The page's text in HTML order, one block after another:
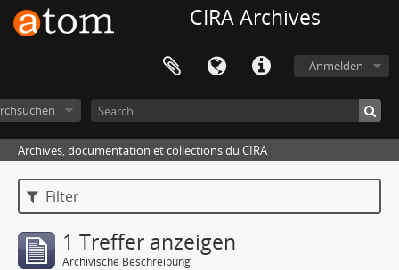
CIRA Archives
Anmelden
Archives, documentation et collections du CIRA
Filter
1 Treffer anzeigen
Archivische Beschreibung